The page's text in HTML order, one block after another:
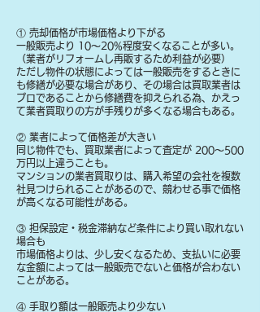
① 売却価格が市場価格より下がる
一般販売より 10〜20%程度安くなることが多い。
（業者がリフォームし再販するため利益が必要）
ただし物件の状態によっては一般販売をするときに
も修繕が必要な場合があり、その場合は買取業者は
プロであることから修繕費を抑えられる為、かえっ
て業者買取りの方が手残りが多くなる場合もある。
② 業者によって価格差が大きい
同じ物件でも、買取業者によって査定が 200〜500
万円以上違うことも。
マンションの業者買取りは、購入希望の会社を複数
社見つけられることがあるので、競わせる事で価格
が高くなる可能性がある。
③ 担保設定・税金滞納など条件により買い取れない
場合も
​市場価格よりは、少し安くなるため、支払いに必要
な金額によっては一般販売でないと価格が合わない
ことがある。
④ 手取り額は一般販売より少ない